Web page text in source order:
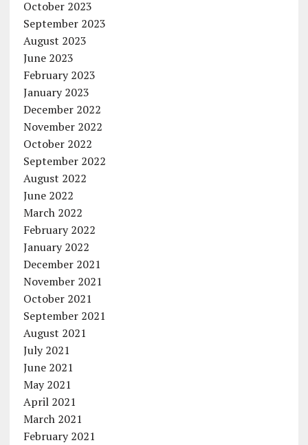
October 2023
September 2023
August 2023
June 2023
February 2023
January 2023
December 2022
November 2022
October 2022
September 2022
August 2022
June 2022
March 2022
February 2022
January 2022
December 2021
November 2021
October 2021
September 2021
August 2021
July 2021
June 2021
May 2021
April 2021
March 2021
February 2021